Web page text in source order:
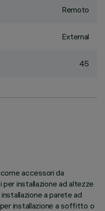
Remoto
External
45
come accessori da
installazione ad altezze
a parete ad
installazione a soffitto o